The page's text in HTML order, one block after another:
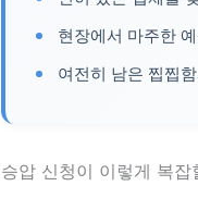
현장에서 마주한
여전히 남은 찝찝
승압 신청이 이렇게 복